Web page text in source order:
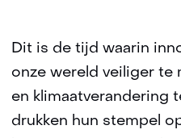
Dit is de tijd waarin
onze wereld veiliger te
en klimaatverandering
drukken hun stempel